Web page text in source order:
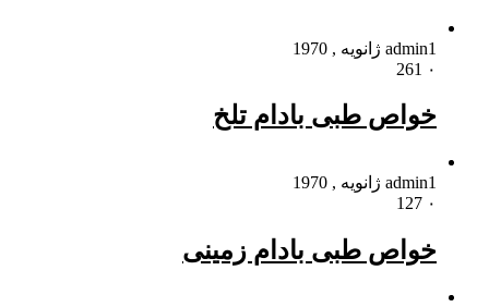
admin1 ژانویه , 1970
۰
خواص طبی بادام تلخ
admin1 ژانویه , 1970
۰
خواص طبی بادام زمینی